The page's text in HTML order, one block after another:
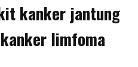
kanker jantung
limfoma